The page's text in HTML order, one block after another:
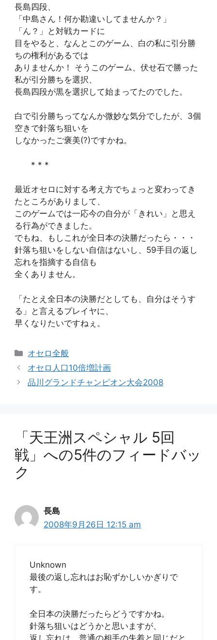
長島四段、
「中島さん！何か勘違いしてませんか？」
「ん？」と対戦カードに
目をやると、なんとこのゲーム、白の私に引分勝
ちの権利があるでは
ありませんか！ そうこのゲーム、伏せ石で勝った
私が引分勝ちを選択、
長島四段が黒を選択して始まってたのでした。
白で引分勝ちってなんか微妙な気分でしたが、3個
空きで針落ち狙いを
しなかったご褒美(?)ですかね。
* * *
最近オセロに対する考え方でちょっと変わってき
たところがありまして、
このゲームでは一応今の自分が「きれい」と思え
る行為ができました。
でもね、もしこれが全日本の決勝だったら・・・
針落ち狙いをしない自信はないし、59手目の返し
忘れを指摘する自信も
全くありません。
「たとえ全日本の決勝だとしても、自分はそうす
る」と言えるプレイヤに、
早くなりたいですねぇ。
カ
テ
リ
オセロ全般
オセロ人口10倍増計画
品川グランドチャンピオン大会2008
「天王洲スペシャル 5回
戦」への5件のフィードバッ
ク
長島
2008年9月26日 12:15 am
Unknown
最後の返し忘れはお恥ずかしいかぎりで
す。
全日本の決勝だったらどうですかね。
針落ち狙いはどうかと思いますが、
返し忘れは、普通の相手の失着と同じだと